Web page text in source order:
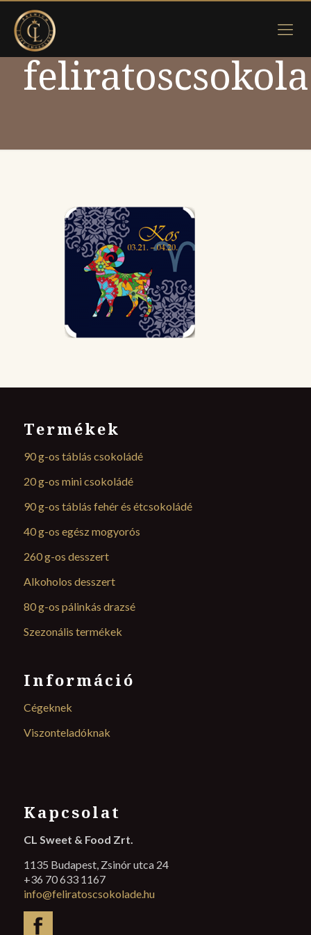
Termékek
90 g-os táblás csokoládé
20 g-os mini csokoládé
90 g-os táblás fehér és étcsokoládé
40 g-os egész mogyorós
260 g-os desszert
Alkoholos desszert
80 g-os pálinkás drazsé
Szezonális termékek
Információ
Cégeknek
Viszonteladóknak
Kapcsolat
CL Sweet & Food Zrt.
1135 Budapest, Zsinór utca 24
+36 70 633 1167
info@feliratoscsokolade.hu